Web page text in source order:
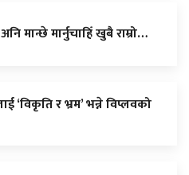
मान्छे मार्नुचाहिँ खुबै राम्रो…
‘विकृति र भ्रम’ भन्ने विप्लवको